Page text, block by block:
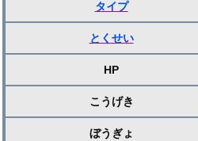
タイプ
とくせい
HP
こうげき
ぼうぎょ